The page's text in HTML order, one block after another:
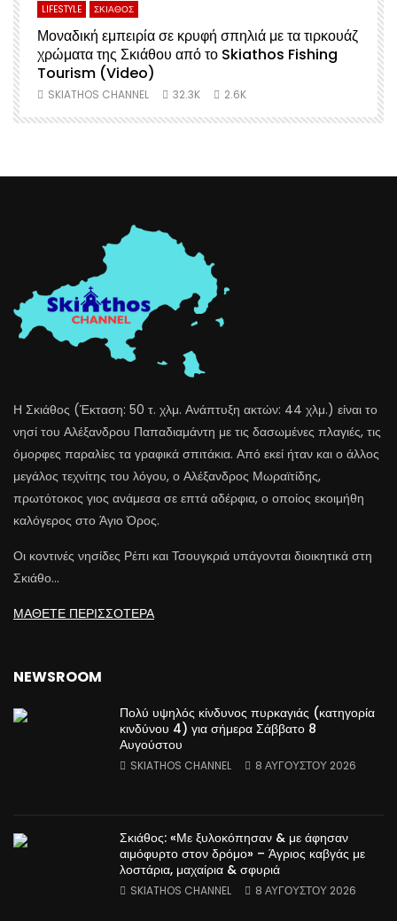
LIFESTYLE ΣΚΙΑΘΟΣ
Μοναδική εμπειρία σε κρυφή σπηλιά με τα τιρκουάζ
χρώματα της Σκιάθου από το Skiathos Fishing
Tourism (Video)
SKIATHOS CHANNEL 32.3K 2.6K
Η Σκιάθος (Έκταση: 50 τ. χλμ. Ανάπτυξη ακτών: 44 χλμ.) είναι το
νησί του Αλέξανδρου Παπαδιαμάντη με τις δασωμένες πλαγιές, τις
όμορφες παραλίες τα γραφικά σπιτάκια. Από εκεί ήταν και ο άλλος
μεγάλος τεχνίτης του λόγου, ο Αλέξανδρος Μωραϊτίδης,
πρωτότοκος γιος ανάμεσα σε επτά αδέρφια, ο οποίος εκοιμήθη
καλόγερος στο Άγιο Όρος.
Οι κοντινές νησίδες Ρέπι και Τσουγκριά υπάγονται διοικητικά στη
Σκιάθο…
ΜΑΘΕΤΕ ΠΕΡΙΣΣΟΤΕΡΑ
NEWSROOM
Πολύ υψηλός κίνδυνος πυρκαγιάς (κατηγορία
κινδύνου 4) για σήμερα Σάββατο 8
Αυγούστου
SKIATHOS CHANNEL 8 ΑΥΓΟΎΣΤΟΥ 2026
Σκιάθος: «Με ξυλοκόπησαν & με άφησαν
αιμόφυρτο στον δρόμο» – Άγριος καβγάς με
λοστάρια, μαχαίρια & σφυριά
SKIATHOS CHANNEL 8 ΑΥΓΟΎΣΤΟΥ 2026